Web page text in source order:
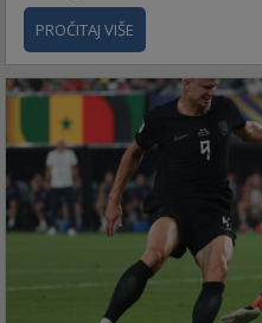
PROČITAJ VIŠE